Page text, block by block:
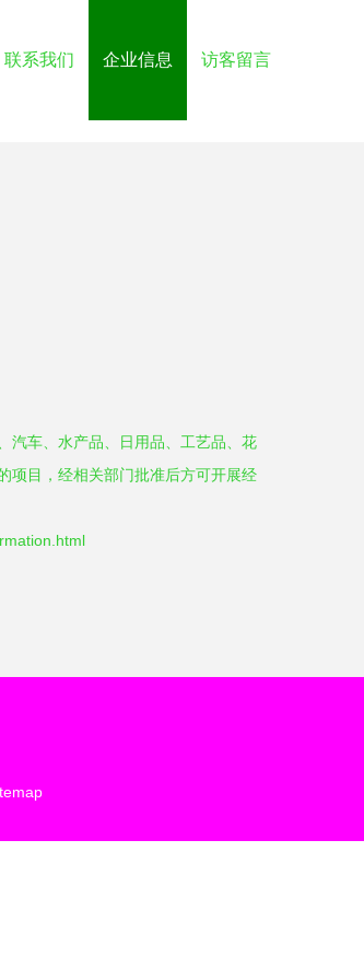
联系我们 企业信息 访客留言
汽车、水产品、日用品、工艺品、花
项目，经相关部门批准后方可开展经